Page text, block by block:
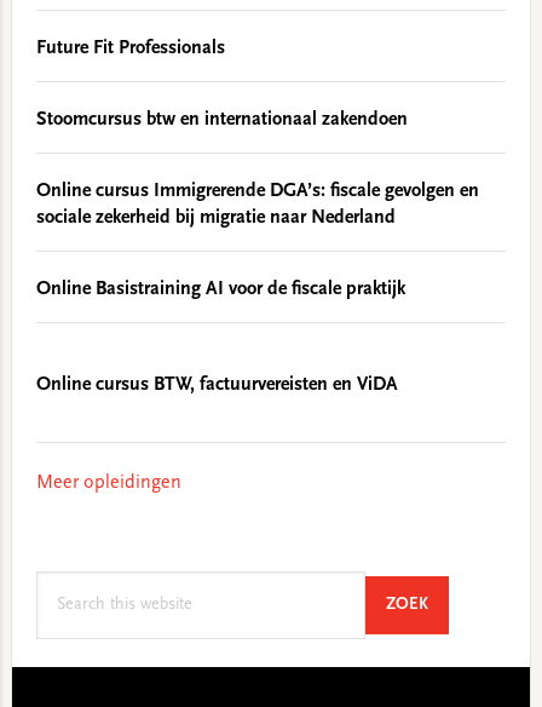
Future Fit Professionals
Stoomcursus btw en internationaal zakendoen
Online cursus Immigrerende DGA’s: fiscale gevolgen en
sociale zekerheid bij migratie naar Nederland
Online Basistraining AI voor de fiscale praktijk
Online cursus BTW, factuurvereisten en ViDA
Meer opleidingen
ZOEKSEARCH